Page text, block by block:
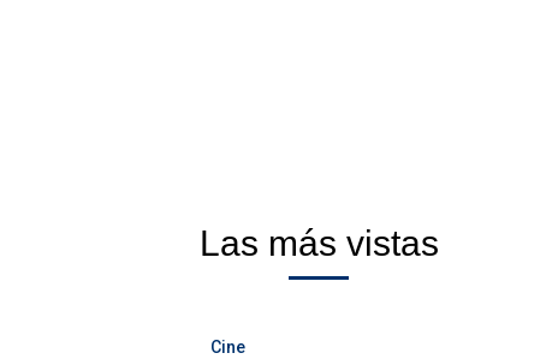
Las más vistas
Cine